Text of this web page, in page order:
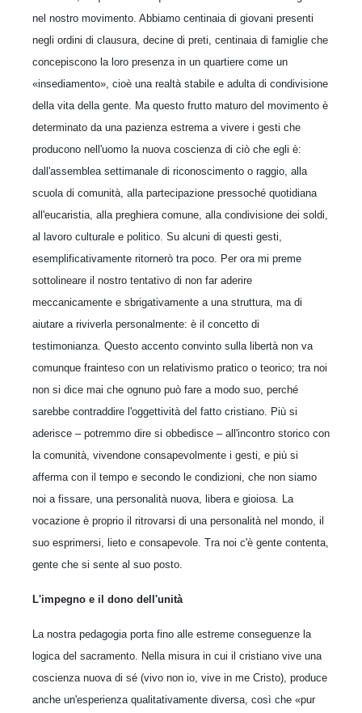
nel nostro movimento. Abbiamo centinaia di giovani presenti
negli ordini di clausura, decine di preti, centinaia di famiglie che
concepiscono la loro presenza in un quartiere come un
«insediamento», cioè una realtà stabile e adulta di condivisione
della vita della gente. Ma questo frutto maturo del movimento è
determinato da una pazienza estrema a vivere i gesti che
producono nell'uomo la nuova coscienza di ciò che egli è:
dall'assemblea settimanale di riconoscimento o raggio, alla
scuola di comunità, alla partecipazione pressoché quotidiana
all'eucaristia, alla preghiera comune, alla condivisione dei soldi,
al lavoro culturale e politico. Su alcuni di questi gesti,
esemplificativamente ritornerò tra poco. Per ora mi preme
sottolineare il nostro tentativo di non far aderire
meccanicamente e sbrigativamente a una struttura, ma di
aiutare a riviverla personalmente: è il concetto di
testimonianza. Questo accento convinto sulla libertà non va
comunque frainteso con un relativismo pratico o teorico; tra noi
non si dice mai che ognuno può fare a modo suo, perché
sarebbe contraddire l'oggettività del fatto cristiano. Più si
aderisce – potremmo dire si obbedisce – all'incontro storico con
la comunità, vivendone consapevolmente i gesti, e più si
afferma con il tempo e secondo le condizioni, che non siamo
noi a fissare, una personalità nuova, libera e gioiosa. La
vocazione è proprio il ritrovarsi di una personalità nel mondo, il
suo esprimersi, lieto e consapevole. Tra noi c'è gente contenta,
gente che si sente al suo posto.
L'impegno e il dono dell'unità
La nostra pedagogia porta fino alle estreme conseguenze la
logica del sacramento. Nella misura in cui il cristiano vive una
coscienza nuova di sé (vivo non io, vive in me Cristo), produce
anche un'esperienza qualitativamente diversa, così che «pur